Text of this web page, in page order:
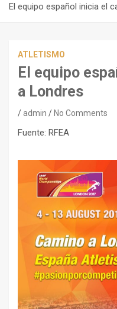
El equipo español inicia el
ATLETISMO
El equipo
a Londres
admin No Comments
Fuente: RFEA